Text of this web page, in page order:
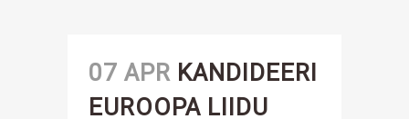
07 APR KANDIDEERI
EUROOPA LIIDU